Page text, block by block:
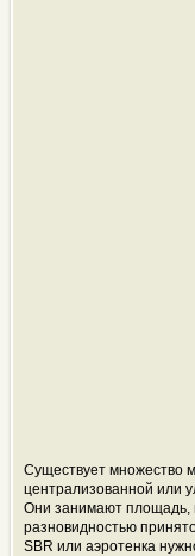
Существует множество
централизованной или
Они занимают площадь,
разновидностью
SBR или аэротенка